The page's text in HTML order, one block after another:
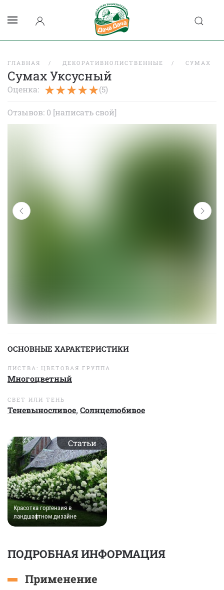
ГЛАВНАЯ ДЕКОРАТИВНОЛИСТВЕННЫЕ СУМАХ
Сумах Уксусный
Оценка: (5)
Отзывов: 0 [написать свой]
ОСНОВНЫЕ ХАРАКТЕРИСТИКИ
ЛИСТВА: ЦВЕТОВАЯ ГРУППА
Многоцветный
СВЕТ ИЛИ ТЕНЬ
Теневыносливое, Солнцелюбивое
Красотка гортензия в
ландшафтном дизайне
Статьи
ПОДРОБНАЯ ИНФОРМАЦИЯ
Применение